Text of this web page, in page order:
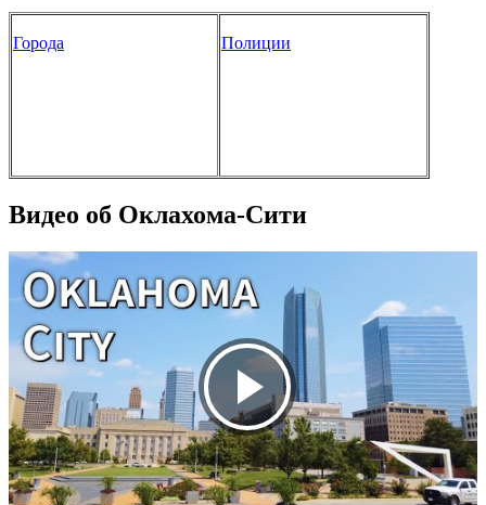
Города Полиции
Видео об Оклахома-Сити